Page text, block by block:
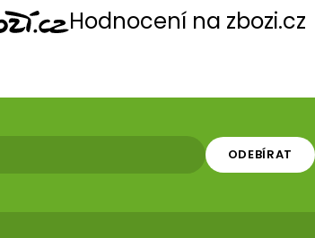
Hodnocení na zbozi.cz
ODEBÍRAT